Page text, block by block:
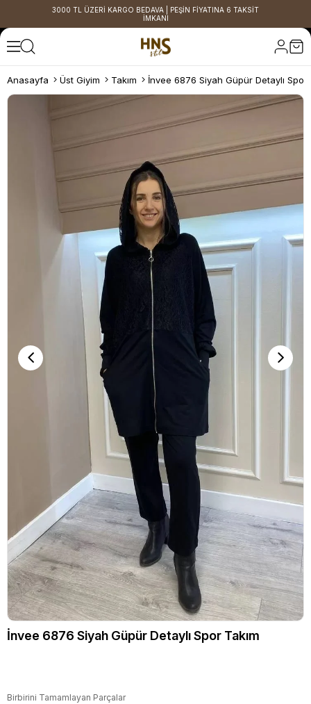
3000 TL ÜZERİ KARGO BEDAVA | PEŞİN FİYATINA 6 TAKSİT
İMKANI
Anasayfa Üst Giyim Takım İnvee 6876 Siyah Güpür Detaylı Spor
İnvee 6876 Siyah Güpür Detaylı Spor Takım
Birbirini Tamamlayan Parçalar